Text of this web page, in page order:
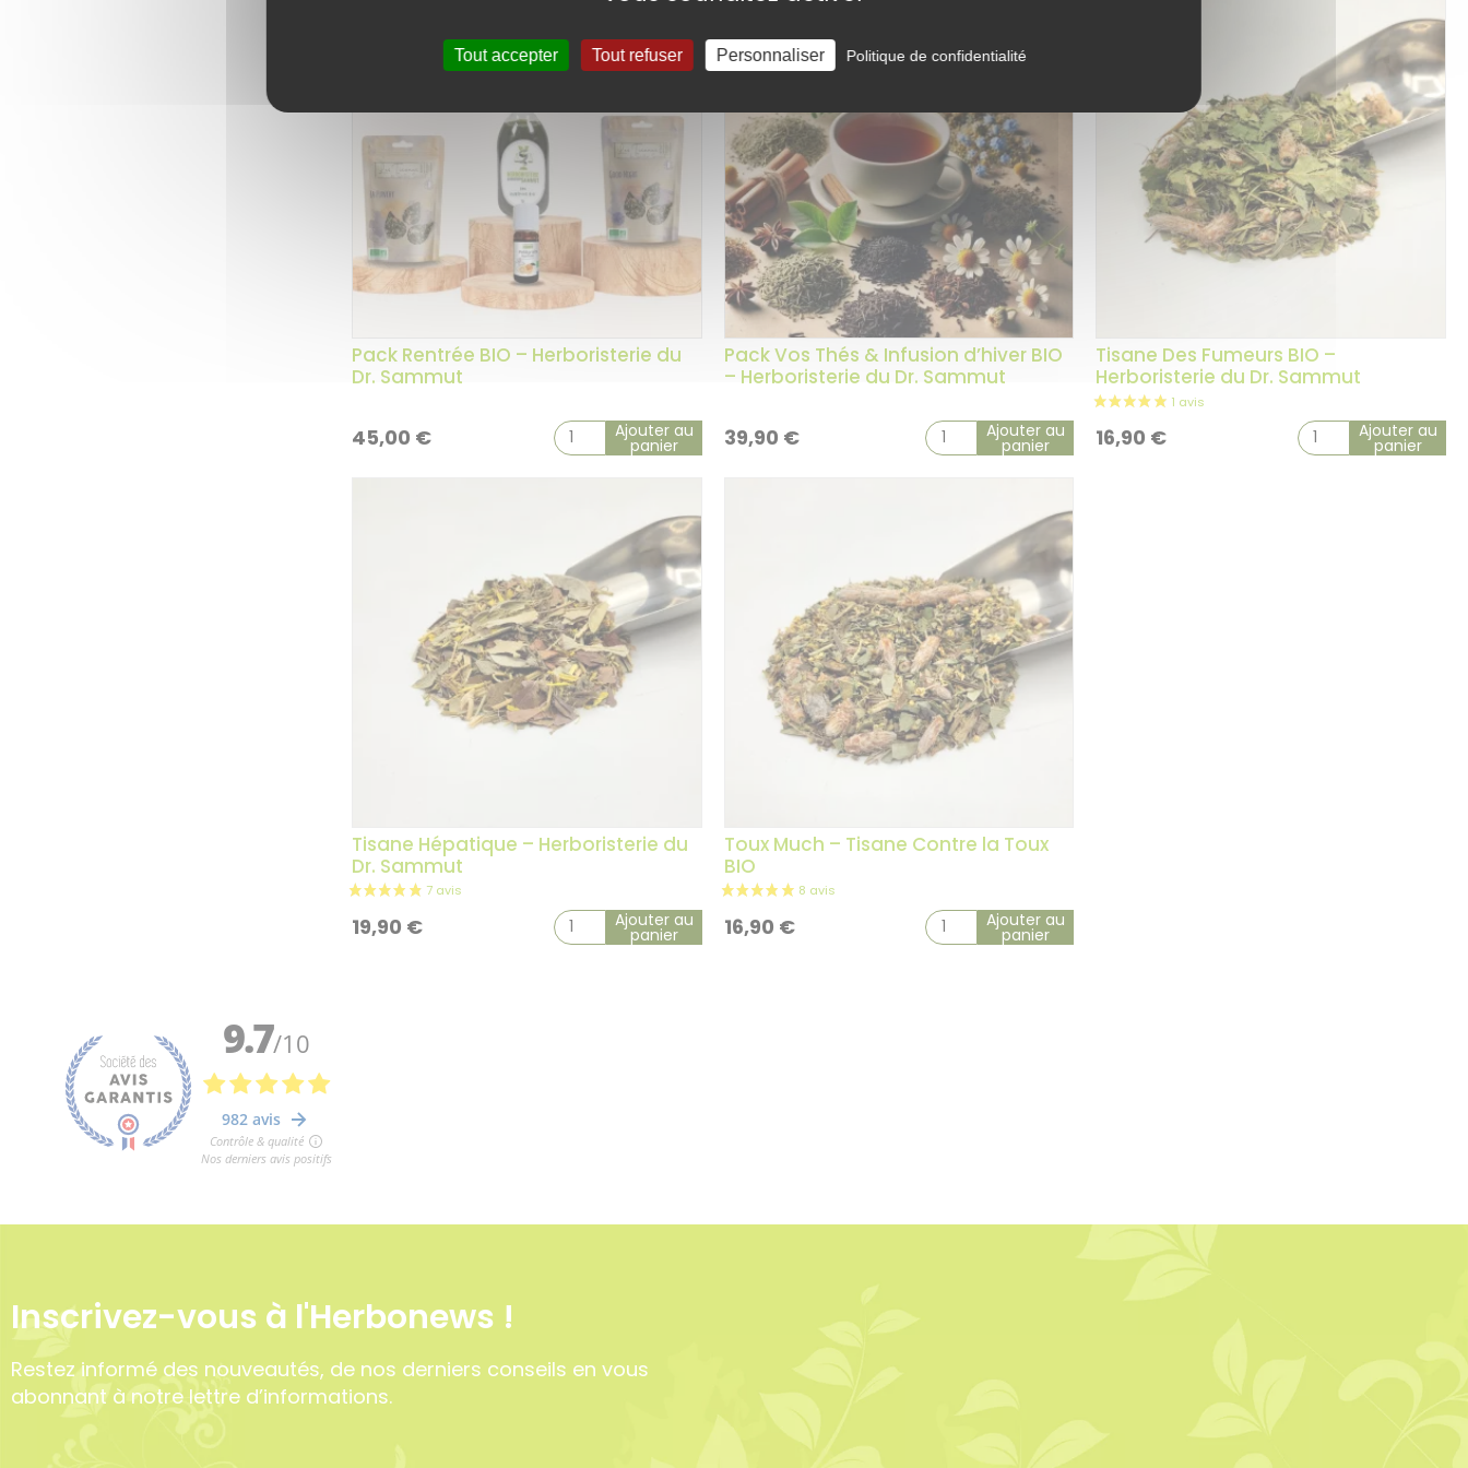
4 avis
3 avis
Promo !
Pack Rentrée BIO – Herboristerie du
Dr. Sammut
45,00 € Ajouter au
panier
Pack Vos Thés & Infusion d’hiver BIO
– Herboristerie du Dr. Sammut
39,90 € Ajouter au
panier
Tisane Des Fumeurs BIO –
Herboristerie du Dr. Sammut
16,90 € Ajouter au
panier
Tisane Hépatique – Herboristerie du
Dr. Sammut
19,90 € Ajouter au
panier
Toux Much – Tisane Contre la Toux
BIO
16,90 € Ajouter au
panier
Inscrivez-vous à l'Herbonews !
Restez informé des nouveautés, de nos derniers conseils en vous
abonnant à notre lettre d’informations.
Tout accepter Tout refuser Personnaliser Politique de confidentialité